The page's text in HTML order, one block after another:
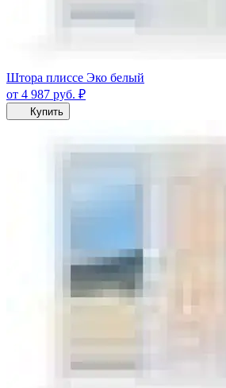
Штора плиссе Эко белый
от 4 987 руб. ₽
Купить